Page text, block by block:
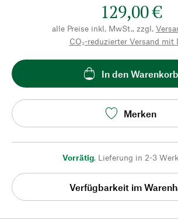
129,00 €
alle Preise inkl. MwSt., zzgl.
CO₂-reduzierter Versand mit
In den Warenkorb
Merken
Vorrätig, Lieferung in 2-3
Verfügbarkeit im